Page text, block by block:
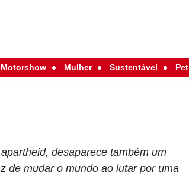
Motorshow Mulher Sustentável Pet
desaparece também um
de mudar o mundo ao lutar por uma